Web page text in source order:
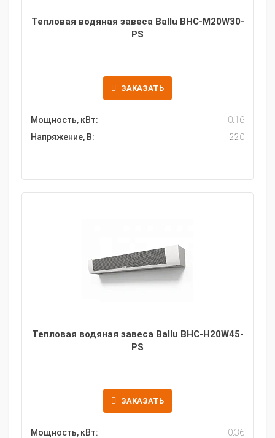
Тепловая водяная завеса Ballu BHC-M20W30-
PS
ЗАКАЗАТЬ
Мощность, кВт:
0.16
Напряжение, В:
220
Тепловая водяная завеса Ballu BHC-H20W45-
PS
ЗАКАЗАТЬ
Мощность, кВт:
0.36